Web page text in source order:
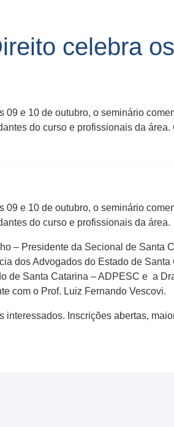
celebra
e 10 de outubro, o seminário
do curso e profissionais da
e 10 de outubro, o seminário
do curso e profissionais da área.
– Presidente da Secional de Santa
dos Advogados do Estado de
de Santa Catarina – ADPESC e a
com o Prof. Luiz Fernando Vescovi.
Inscrições abertas,